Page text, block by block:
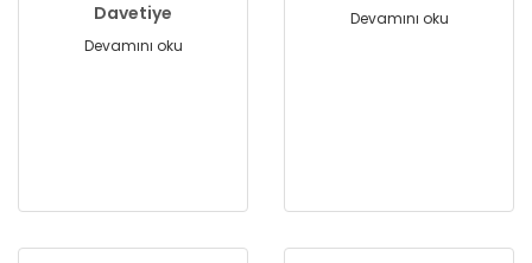
Davetiye
Devamını oku
Devamını oku